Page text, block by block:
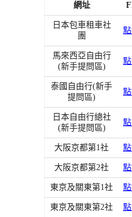
網址
日本包車租車社
團
馬來西亞自由行
(新手提問區)
泰國自由行(新手
提問區)
日本自由行總社
(新手提問區)
大阪京都第1社
大阪京都第2社
東京及關東第1社
東京及關東第2社